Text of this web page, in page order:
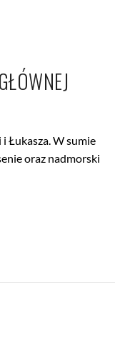
Łukasza. W sumie
oraz nadmorski